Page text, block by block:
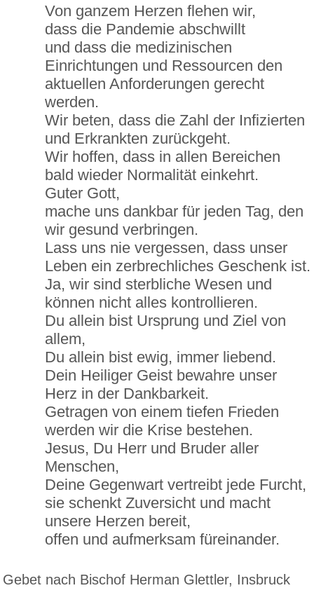
Von ganzem Herzen flehen wir,
dass die Pandemie abschwillt
und dass die medizinischen
Einrichtungen und Ressourcen den
aktuellen Anforderungen gerecht
werden.
Wir beten, dass die Zahl der Infizierten
und Erkrankten zurückgeht.
Wir hoffen, dass in allen Bereichen
bald wieder Normalität einkehrt.
Guter Gott,
mache uns dankbar für jeden Tag, den
wir gesund verbringen.
Lass uns nie vergessen, dass unser
Leben ein zerbrechliches Geschenk ist.
Ja, wir sind sterbliche Wesen und
können nicht alles kontrollieren.
Du allein bist Ursprung und Ziel von
allem,
Du allein bist ewig, immer liebend.
Dein Heiliger Geist bewahre unser
Herz in der Dankbarkeit.
Getragen von einem tiefen Frieden
werden wir die Krise bestehen.
Jesus, Du Herr und Bruder aller
Menschen,
Deine Gegenwart vertreibt jede Furcht,
sie schenkt Zuversicht und macht
unsere Herzen bereit,
offen und aufmerksam füreinander.
Gebet nach Bischof Herman Glettler, Insbruck